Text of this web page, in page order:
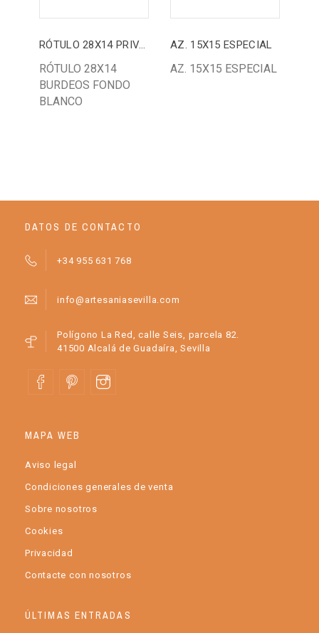
RÓTULO 28X14 PRIVADO
RÓTULO 28X14
BURDEOS FONDO
BLANCO
AZ. 15X15 ESPECIAL
AZ. 15X15 ESPECIAL
DATOS DE CONTACTO
+34 955 631 768
info@artesaniasevilla.com
Polígono La Red, calle Seis, parcela 82.
41500 Alcalá de Guadaíra, Sevilla
MAPA WEB
Aviso legal
Condiciones generales de venta
Sobre nosotros
Cookies
Privacidad
Contacte con nosotros
ÚLTIMAS ENTRADAS